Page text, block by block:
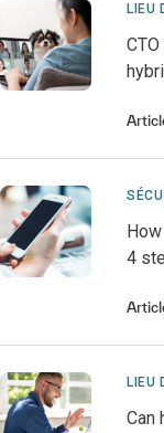
LIEU
4
LIEU
Can